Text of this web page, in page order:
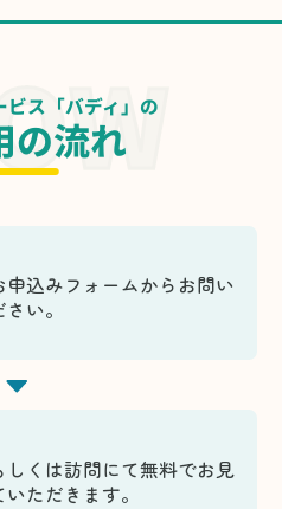
ス「バディ」の
の流れ
申込みフォームからお問い
い。
しくは訪問にて無料でお見
ただきます。